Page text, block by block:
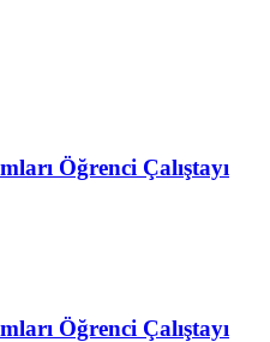
Öğrenci Çalıştayı
Öğrenci Çalıştayı